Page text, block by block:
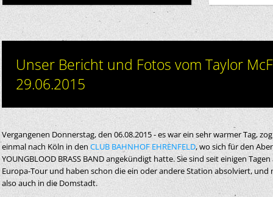
Unser Bericht und Fotos vom Taylor
29.06.2015
Vergangenen Donnerstag, den 06.08.2015 - es war ein sehr warmer Tag,
einmal nach Köln in denCLUB BAHNHOF EHRENFELD, wo sich für den
YOUNGBLOOD BRASS BAND angekündigt hatte. Sie sind seit einigen
Europa-Tour und haben schon die ein oder andere Station absolviert, und
also auch in die Domstadt.